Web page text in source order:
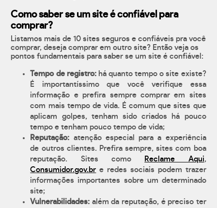
Como saber se um site é confiável para
comprar?
Listamos mais de 10 sites seguros e confiáveis pra você
comprar, deseja comprar em outro site? Então veja os
pontos fundamentais para saber se um site é confiável:
Tempo de registro:há quanto tempo o site existe?
É importantíssimo que você verifique essa
informação e prefira sempre comprar em sites
com mais tempo de vida. É comum que sites que
aplicam golpes, tenham sido criados há pouco
tempo e tenham pouco tempo de vida;
Reputação: atenção especial para a experiência
de outros clientes. Prefira sempre, sites com boa
reputação. Sites como
Reclame Aqui,
Consumidor.gov.br e redes sociais podem trazer
informações importantes sobre um determinado
site;
Vulnerabilidades: além da reputação, é preciso ter